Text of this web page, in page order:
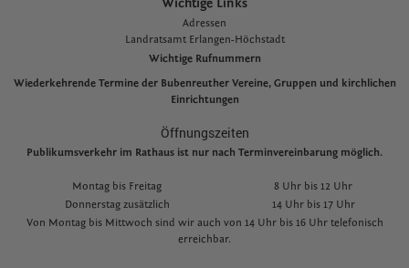
Wichtige Links
Adressen
Landratsamt Erlangen-Höchstadt
Wichtige Rufnummern
Wiederkehrende Termine der Bubenreuther Vereine, Gruppen und kirchlichen
Einrichtungen
Öffnungszeiten
Publikumsverkehr im Rathaus ist nur nach Terminvereinbarung möglich.
Montag bis Freitag
8 Uhr bis 12 Uhr
Donnerstag zusätzlich
14 Uhr bis 17 Uhr
Von Montag bis Mittwoch sind wir auch von 14 Uhr bis 16 Uhr telefonisch
erreichbar.